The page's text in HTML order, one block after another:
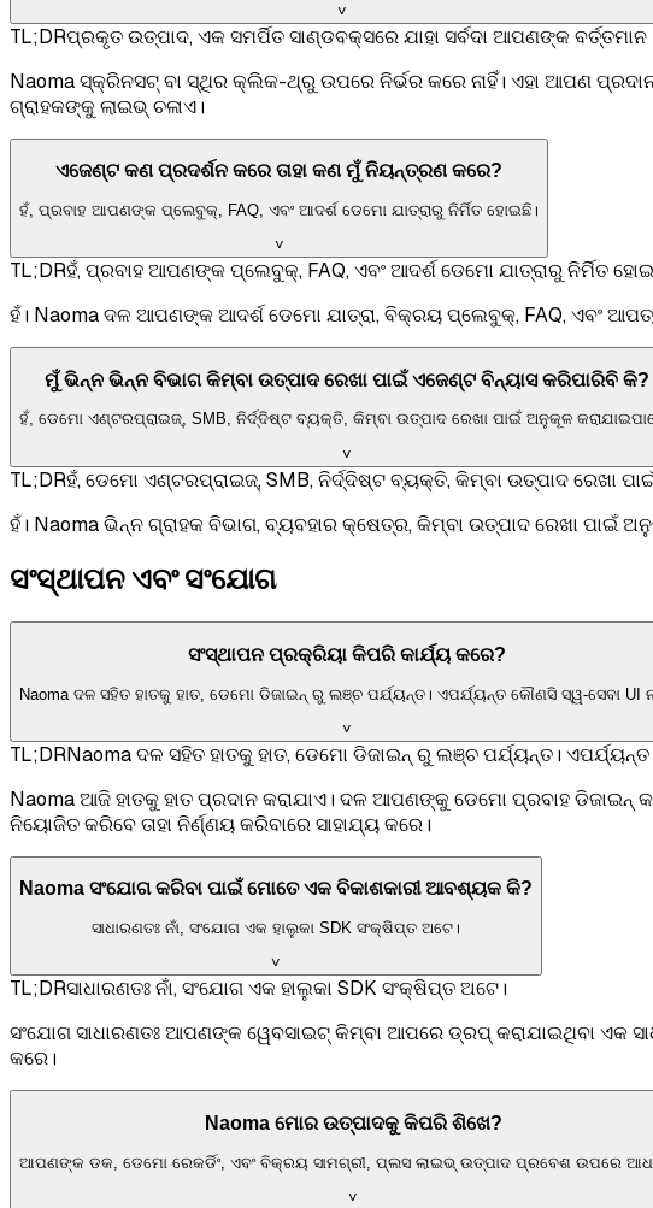
˅
TL;DRପ୍ରକୃତ ଉତ୍ପାଦ, ଏକ ସମର୍ପିତ ସାଣ୍ଡବକ୍ସରେ ଯାହା ସର୍ବଦା ଆପଣଙ୍କ
Naoma ସ୍କ୍ରିନସଟ୍ ବା ସ୍ଥିର କ୍ଲିକ-ଥ୍ରୁ ଉପରେ ନିର୍ଭର କରେ ନାହିଁ। ଏହା ଆପଣ
ଗ୍ରାହକଙ୍କୁ ଲାଇଭ୍ ଚଳାଏ।
ଏଜେଣ୍ଟ କଣ ପ୍ରଦର୍ଶନ କରେ ତାହା କଣ ମୁଁ ନିୟନ୍ତ୍ରଣ କରେ?
ହଁ, ପ୍ରବାହ ଆପଣଙ୍କ ପ୍ଲେବୁକ୍, FAQ, ଏବଂ ଆଦର୍ଶ ଡେମୋ ଯାତ୍ରାରୁ ନିର୍ମିତ ହୋଇଛି।
˅
TL;DRହଁ, ପ୍ରବାହ ଆପଣଙ୍କ ପ୍ଲେବୁକ୍, FAQ, ଏବଂ ଆଦର୍ଶ ଡେମୋ ଯାତ୍ରାରୁ ନିର୍ମିତ
ହଁ। Naoma ଦଳ ଆପଣଙ୍କ ଆଦର୍ଶ ଡେମୋ ଯାତ୍ରା, ବିକ୍ରୟ ପ୍ଲେବୁକ୍, FAQ, ଏବଂ
ମୁଁ ଭିନ୍ନ ଭିନ୍ନ ବିଭାଗ କିମ୍ବା ଉତ୍ପାଦ ରେଖା ପାଇଁ ଏଜେଣ୍ଟ ବିନ୍ୟାସ କରିପାରିବି କି?
ହଁ, ଡେମୋ ଏଣ୍ଟରପ୍ରାଇଜ୍, SMB, ନିର୍ଦ୍ଦିଷ୍ଟ ବ୍ୟକ୍ତି, କିମ୍ବା ଉତ୍ପାଦ ରେଖା ପାଇଁ ଅନୁକୂଳ
˅
TL;DRହଁ, ଡେମୋ ଏଣ୍ଟରପ୍ରାଇଜ୍, SMB, ନିର୍ଦ୍ଦିଷ୍ଟ ବ୍ୟକ୍ତି, କିମ୍ବା ଉତ୍ପାଦ ରେଖା
ହଁ। Naoma ଭିନ୍ନ ଗ୍ରାହକ ବିଭାଗ, ବ୍ୟବହାର କ୍ଷେତ୍ର, କିମ୍ବା ଉତ୍ପାଦ ରେଖା ପାଇଁ
ସଂସ୍ଥାପନ ଏବଂ ସଂଯୋଗ
ସଂସ୍ଥାପନ ପ୍ରକ୍ରିୟା କିପରି କାର୍ଯ୍ୟ କରେ?
Naoma ଦଳ ସହିତ ହାତକୁ ହାତ, ଡେମୋ ଡିଜାଇନ୍ ରୁ ଲଞ୍ଚ ପର୍ଯ୍ୟନ୍ତ। ଏପର୍ଯ୍ୟନ୍ତ କୌଣସି ସ୍ୱ-ସେବା UI
˅
TL;DRNaoma ଦଳ ସହିତ ହାତକୁ ହାତ, ଡେମୋ ଡିଜାଇନ୍ ରୁ ଲଞ୍ଚ ପର୍ଯ୍ୟନ୍ତ। ଏପର୍ଯ୍ୟନ୍ତ
Naoma ଆଜି ହାତକୁ ହାତ ପ୍ରଦାନ କରାଯାଏ। ଦଳ ଆପଣଙ୍କୁ ଡେମୋ ପ୍ରବାହ
ନିୟୋଜିତ କରିବେ ତାହା ନିର୍ଣ୍ଣୟ କରିବାରେ ସାହାଯ୍ୟ କରେ।
Naoma ସଂଯୋଗ କରିବା ପାଇଁ ମୋତେ ଏକ ବିକାଶକାରୀ ଆବଶ୍ୟକ କି?
ସାଧାରଣତଃ ନାଁ, ସଂଯୋଗ ଏକ ହାଲୁକା SDK ସଂକ୍ଷିପ୍ତ ଅଟେ।
˅
TL;DRସାଧାରଣତଃ ନାଁ, ସଂଯୋଗ ଏକ ହାଲୁକା SDK ସଂକ୍ଷିପ୍ତ ଅଟେ।
ସଂଯୋଗ ସାଧାରଣତଃ ଆପଣଙ୍କ ୱେବସାଇଟ୍ କିମ୍ବା ଆପରେ ଡ୍ରପ୍ କରାଯାଇଥିବା ଏକ
କରେ।
Naoma ମୋର ଉତ୍ପାଦକୁ କିପରି ଶିଖେ?
ଆପଣଙ୍କ ଡକ, ଡେମୋ ରେକର୍ଡିଂ, ଏବଂ ବିକ୍ରୟ ସାମଗ୍ରୀ, ପ୍ଲସ ଲାଇଭ୍ ଉତ୍ପାଦ ପ୍ରବେଶ ଉପରେ
˅